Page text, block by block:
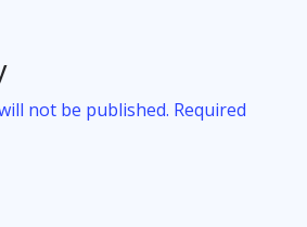
not be published. Required